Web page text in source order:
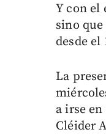
Y con el
sino
desde el
La
a irse
Cléider